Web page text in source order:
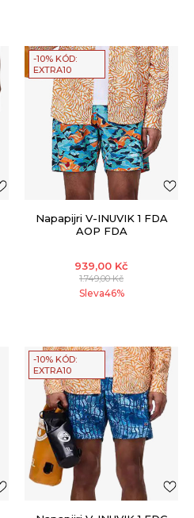
-10% KÓD:
EXTRA10
Napapijri V-INUVIK 1 FDA
AOP FDA
939,00 Kč
1.749,00Kč
Sleva46%
-10% KÓD:
EXTRA10